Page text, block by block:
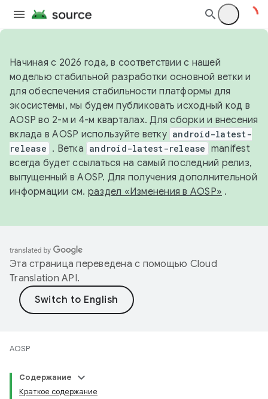
Начиная с 2026 года, в соответствии с нашей
моделью стабильной разработки основной ветки и
для обеспечения стабильности платформы для
экосистемы, мы будем публиковать исходный код в
AOSP во 2-м и 4-м кварталах. Для сборки и внесения
вклада в AOSP используйте ветку android-latest-
release . Ветка android-latest-release manifest
всегда будет ссылаться на самый последний релиз,
выпущенный в AOSP. Для получения дополнительной
информации см. раздел «Изменения в AOSP» .
Эта страница переведена с помощью Cloud
Translation API.
AOSP
Содержание
Краткое содержание